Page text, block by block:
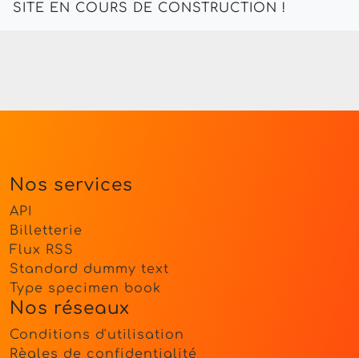
SITE EN COURS DE CONSTRUCTION !
Nos services
API
Billetterie
Flux RSS
Standard dummy text
Type specimen book
Nos réseaux
Conditions d'utilisation
Règles de confidentialité